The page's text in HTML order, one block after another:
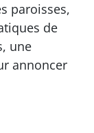
paroisses,
de
une
annoncer